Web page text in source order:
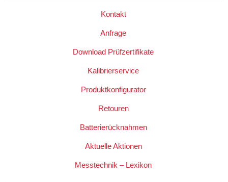
Kontakt
Anfrage
Download Prüfzertifikate
Kalibrierservice
Produktkonfigurator
Retouren
Batterierücknahmen
Aktuelle Aktionen
Messtechnik – Lexikon